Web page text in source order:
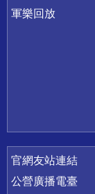
軍樂回放
官網友站連結
公營廣播電臺